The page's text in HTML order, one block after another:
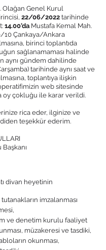
Olağan Genel Kurul
22/06/2022 tarihinde
14.00’da Mustafa Kemal Mah.
10 Çankaya/Ankara
birinci toplantıda
sağlanamaması halinde
aynı gündem dahilinde
tarihinde aynı saat ve
toplantıya ilişkin
web sitesinde
oy çokluğu ile karar verildi.
rica eder, ilginize ve
teşekkür ederim.
divan heyetinin
imzalanması
ve denetim kurulu faaliyet
müzakeresi ve tasdiki,
okunması,